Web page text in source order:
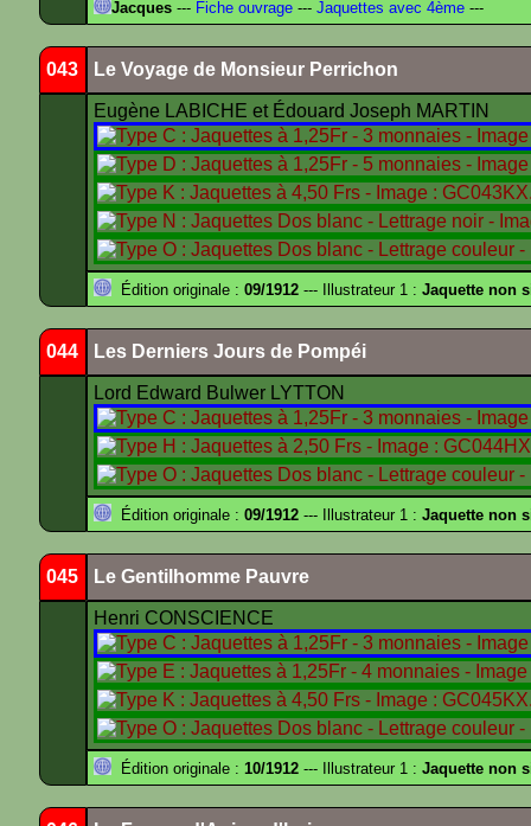
Jacques --- Fiche ouvrage --- Jaquettes avec 4ème ---
043 Le Voyage de Monsieur Perrichon
Eugène LABICHE et Édouard Joseph MARTIN
Édition originale : 09/1912 --- Illustrateur 1 : Jaquette non
044 Les Derniers Jours de Pompéi
Lord Edward Bulwer LYTTON
Édition originale : 09/1912 --- Illustrateur 1 : Jaquette non
045 Le Gentilhomme Pauvre
Henri CONSCIENCE
Édition originale : 10/1912 --- Illustrateur 1 : Jaquette non